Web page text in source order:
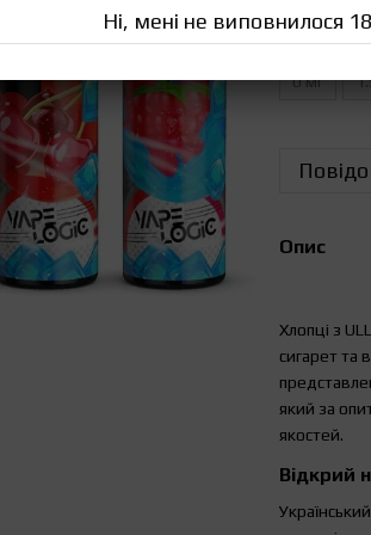
Міцність
0 мг
Опис
Хлопці з
сигарет та
який за
якостей.
Відкрий
Ні, мені не виповнилося